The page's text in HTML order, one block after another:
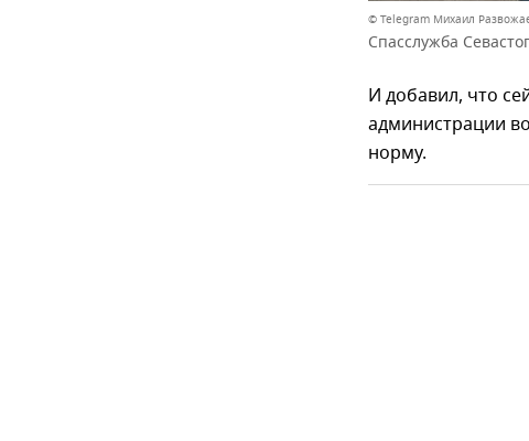
© Telegram Михаил
Спасслужба
И добавил, что
администрации
норму.